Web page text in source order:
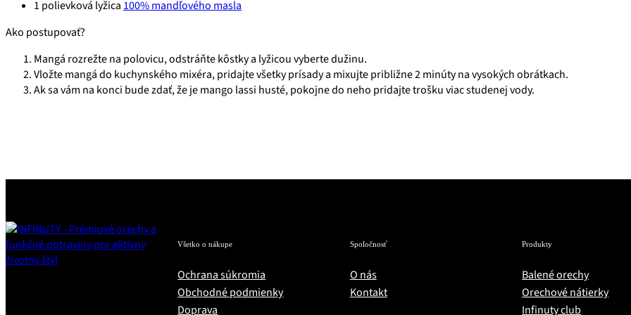
1 polievková lyžica 100% mandľového masla
Ako postupovať?
Mangá rozrežte na polovicu, odstráňte kôstky a lyžicou vyberte dužinu.
Vložte mangá do kuchynského mixéra, pridajte všetky prísady a mixujte približne 2 minúty na vysokých obrátkach.
Ak sa vám na konci bude zdať, že je mango lassi husté, pokojne do neho pridajte trošku viac studenej vody.
Všetko o nákupe
Ochrana súkromia
Obchodné podmienky
Doprava
Spoločnosť
O nás
Kontakt
Produkty
Balené orechy
Orechové nátierky
Infinuty club